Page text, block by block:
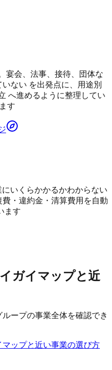
宴会、法事、接待、団体な
ない を出発点に、用途別
へ進めるように整理してい
す
いくらかかるかわからない
・違約金・清算費用を自動
ます
ガイマップと近
ープの事業全体を確認でき
マップと近い事業の選び方